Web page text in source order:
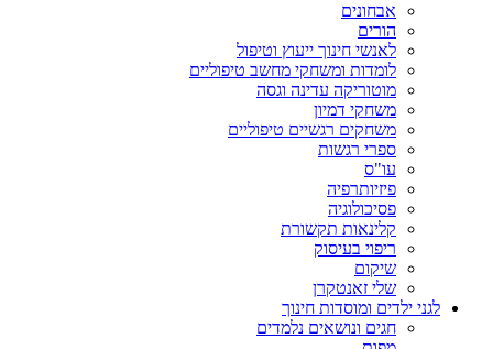
אבחונים
הורים
לאנשי חינוך ייעוץ וטיפול
לומדות ומשחקי מחשב טיפוליים
מוטוריקה עדינה וגסה
משחקי דמיון
משחקים רגשיים טיפוליים
ספרי רגשות
עו"ס
פיזיותרפיה
פסיכולוגיה
קלינאות תקשורת
ריפוי בעיסוק
שיקום
שלי זאנטקרן
לגני ילדים ומוסדות חינוך
חגים ונושאים נלמדים